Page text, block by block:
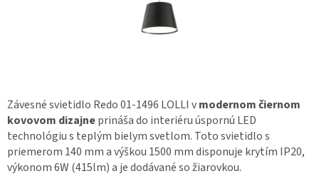
Závesné svietidlo Redo 01-1496 LOLLI vmodernom čiernom
kovovom dizajneprináša do interiéru úspornú LED
technológiu s teplým bielym svetlom. Toto svietidlo s
priemerom 140 mm a výškou 1500 mm disponuje krytím IP20,
výkonom 6W (415lm) a je dodávané so žiarovkou.